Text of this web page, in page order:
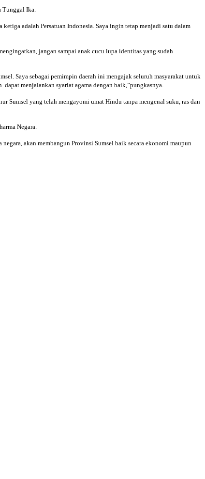
Tunggal Ika.
adalah Persatuan Indonesia. Saya ingin tetap menjadi satu dalam
jangan sampai anak cucu lupa identitas yang sudah
Saya sebagai pemimpin daerah ini mengajak seluruh masyarakat untuk
dapat menjalankan syariat agama dengan baik,”pungkasnya.
Sumsel yang telah mengayomi umat Hindu tanpa mengenal suku, ras dan
Negara.
akan membangun Provinsi Sumsel baik secara ekonomi maupun